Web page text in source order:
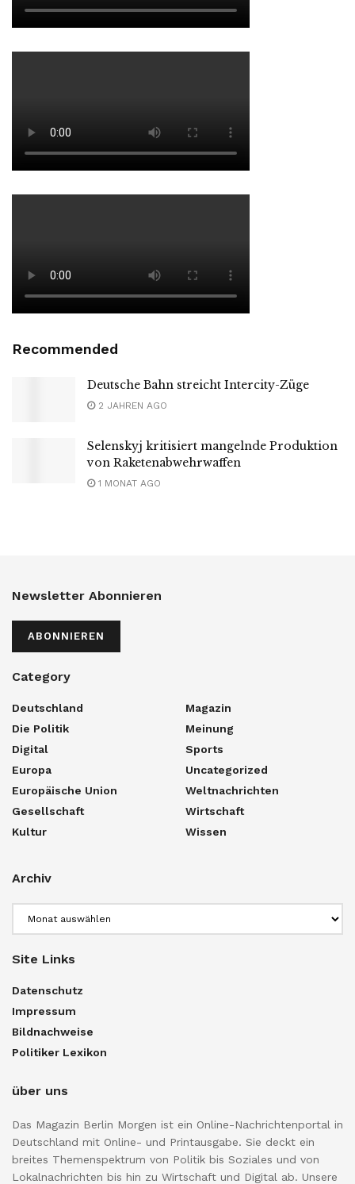
Recommended
Deutsche Bahn streicht Intercity-Züge
2 JAHREN AGO
Selenskyj kritisiert mangelnde Produktion
von Raketenabwehrwaffen
1 MONAT AGO
Newsletter Abonnieren
ABONNIEREN
Category
Deutschland
Die Politik
Digital
Europa
Europäische Union
Gesellschaft
Kultur
Magazin
Meinung
Sports
Uncategorized
Weltnachrichten
Wirtschaft
Wissen
Archiv
Site Links
Datenschutz
Impressum
Bildnachweise
Politiker Lexikon
über uns
Das Magazin Berlin Morgen ist ein Online-Nachrichtenportal in
Deutschland mit Online- und Printausgabe. Sie deckt ein
breites Themenspektrum von Politik bis Soziales und von
Lokalnachrichten bis hin zu Wirtschaft und Digital ab. Unsere